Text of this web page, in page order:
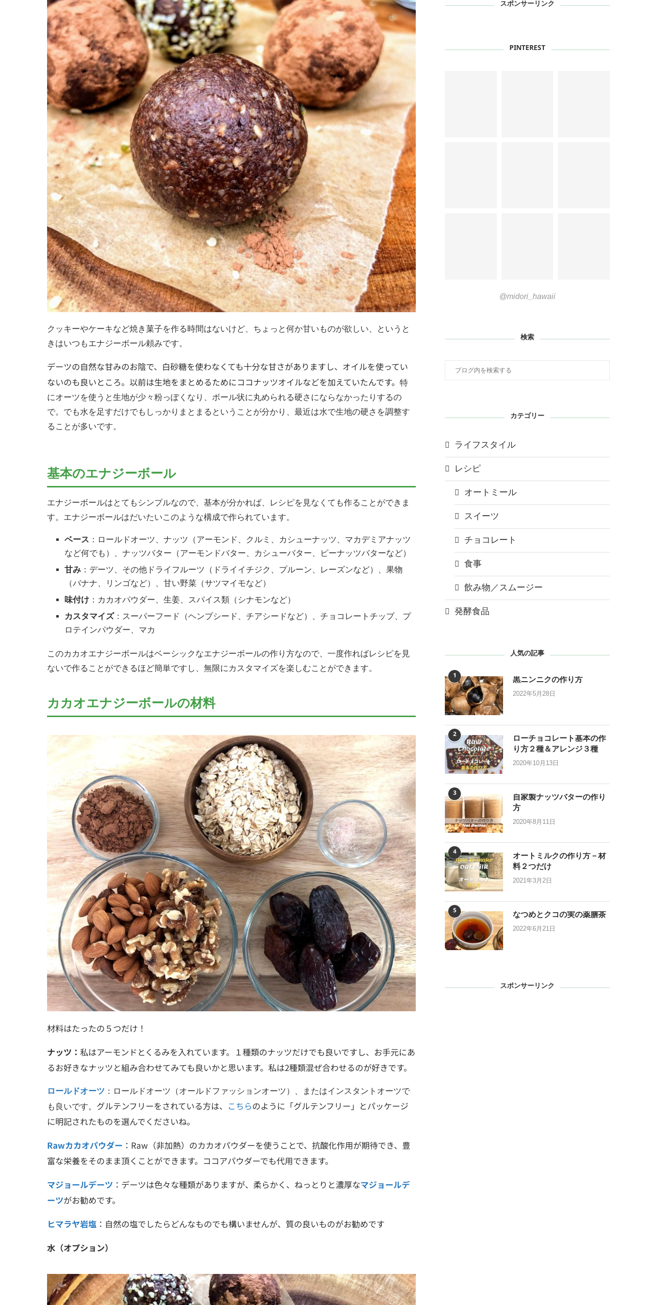
クッキーやケーキなど焼き菓子を作る時間はないけど、ちょっと何か甘いものが欲しい、というと
きはいつもエナジーボール頼みです。
デーツの自然な甘みのお陰で、白砂糖を使わなくても十分な甘さがありますし、オイルを使ってい
ないのも良いところ。以前は生地をまとめるためにココナッツオイルなどを加えていたんです。 特
にオーツを使うと生地が少々粉っぽくなり、ボール状に丸められる硬さにならなかったりするの
で。でも水を足すだけでもしっかりまとまるということが分かり、最近は水で生地の硬さを調整す
ることが多いです。
基本のエナジーボール
エナジーボールはとてもシンプルなので、基本が分かれば、レシピを見なくても作ることができま
す。エナジーボールはだいたいこのような構成で作られています。
ベース ：ロールドオーツ、ナッツ（アーモンド、クルミ、カシューナッツ、マカデミアナッツ
など何でも）、ナッツバター（アーモンドバター、カシューバター、ピーナッツバターなど）
甘み ：デーツ、その他ドライフルーツ（ドライイチジク、プルーン、レーズンなど）、 果物
（バナナ、リンゴなど）、甘い野菜（サツマイモなど）
味付け ：カカオパウダー、生姜、スパイス類（シナモンなど）
カスタマイズ：スーパーフード（ヘンプシード、チアシードなど）、チョコレートチップ、プ
ロテインパウダー、マカ
このカカオエナジーボールはベーシックなエナジーボールの作り方なので、一度作ればレシピを見
ないで作ることができるほど簡単ですし、無限にカスタマイズを楽しむことができます。
カカオエナジーボールの材料
材料はたったの５つだけ！
ナッツ： 私はアーモンドとくるみを入れています。１種類のナッツだけでも良いですし、お手元にあ
るお好きなナッツと組み合わせてみても良いかと思います。 私は2種類混ぜ合わせるのが好きです。
ロールドオーツ ：ロールドオーツ（オールドファッションオーツ）、またはインスタントオーツで
も良いです。 グルテンフリーをされている方は、 こちらのように「グルテンフリー」とパッケージ
に明記されたものを選んでくださいね。
Rawカカオパウダー ：Raw（非加熱）のカカオパウダーを使うことで、抗酸化作用が期待でき、豊
富な栄養をそのまま頂くことができます。ココアパウダーでも代用できます。
マジョールデーツ ：デーツは色々な種類がありますが、柔らかく、ねっとりと濃厚なマジョールデ
ーツがお勧めです。
ヒマラヤ岩塩 ：自然の塩でしたらどんなものでも構いませんが、質の良いものがお勧めです
水（オプション）
スポンサーリンク
PINTEREST
@midori_hawaii
検索
カテゴリー
ライフスタイル
レシピ
オートミール
スイーツ
チョコレート
食事
飲み物／スムージー
発酵食品
人気の記事
1 黒ニンニクの作り方
2022年5月28日
2 ローチョコレート基本の作
り方２種＆アレンジ３種
2020年10月13日
3 自家製ナッツバターの作り
方
2020年8月11日
4 オートミルクの作り方－材
料２つだけ
2021年3月2日
5 なつめとクコの実の薬膳茶
2022年6月21日
スポンサーリンク